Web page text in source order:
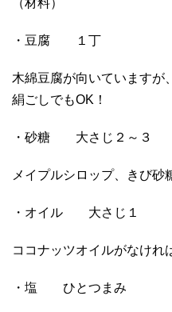
・豆腐 １丁
木綿豆腐が向いていますが
絹ごしでもOK！
・砂糖 大さじ２～３
メイプルシロップ、きび砂
・オイル 大さじ１
ココナッツオイルがなけれ
・塩 ひとつまみ